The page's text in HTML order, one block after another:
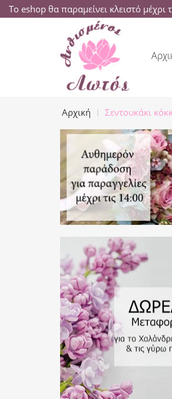
Το eshop θα παραμείνει κλειστό
Αρχική Σεντουκάκι